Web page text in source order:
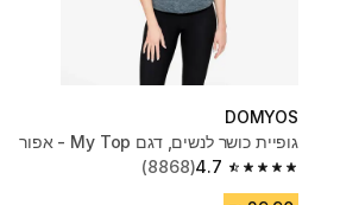
DOMYOS
גופיית כושר לנשים, דגם My Top - אפור
4.7
4.7 out of 5 stars from 8868 reviews
(8868)